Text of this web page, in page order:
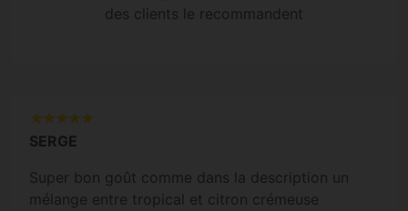
des clients le recommandent
SERGE
Super bon goût comme dans la description un
mélange entre tropical et citron crémeuse